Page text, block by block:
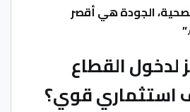
الجودة هي أقصر
القطاع
استثماري قوي؟